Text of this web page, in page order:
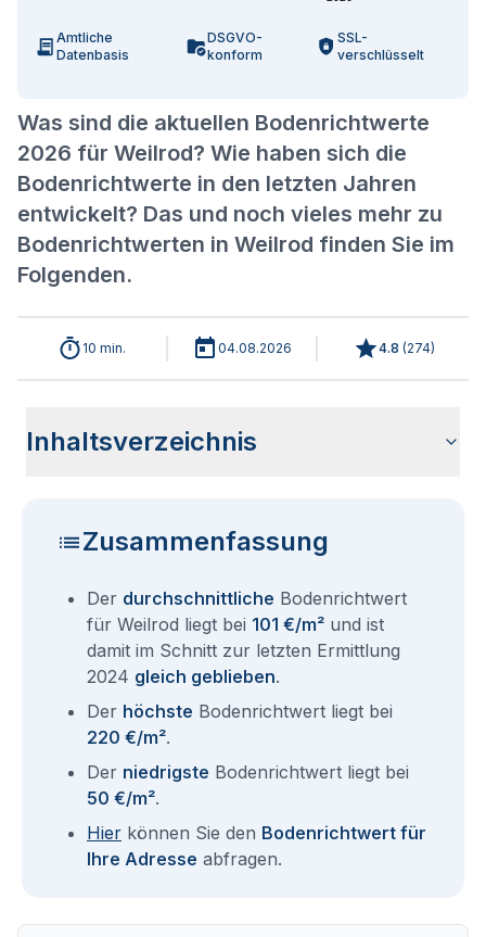
Was sind die aktuellen Bodenrichtwerte
2026 für Weilrod? Wie haben sich die
Bodenrichtwerte in den letzten Jahren
entwickelt? Das und noch vieles mehr zu
Bodenrichtwerten in Weilrod finden Sie im
Folgenden.
Amtliche
Datenbasis
DSGVO-
konform
SSL-
verschlüsselt
10 min. 04.08.2026 4.8 (274)
Inhaltsverzeichnis
Zusammenfassung
Der durchschnittliche Bodenrichtwert
für Weilrod liegt bei 101 €/m² und ist
damit im Schnitt zur letzten Ermittlung
2024 gleich geblieben.
Der höchste Bodenrichtwert liegt bei
220 €/m².
Der niedrigste Bodenrichtwert liegt bei
50 €/m².
Hier können Sie den Bodenrichtwert für
Ihre Adresse abfragen.